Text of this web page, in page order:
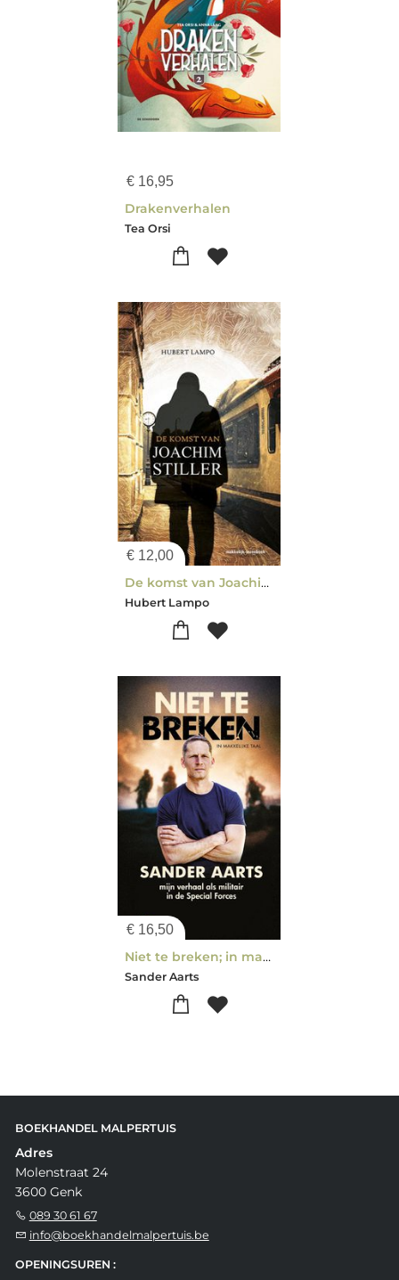
€ 16,95
Drakenverhalen
Tea Orsi
€ 12,00
De komst van Joachim Stiller
Hubert Lampo
€ 16,50
Niet te breken; in makkelijke taal
Sander Aarts
BOEKHANDEL MALPERTUIS
Adres
Molenstraat 24
3600 Genk
089 30 61 67
info@boekhandelmalpertuis.be
OPENINGSUREN :